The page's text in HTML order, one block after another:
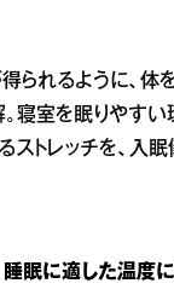
られるように、体
寝室を眠りやすい
ストレッチを、入
睡眠に適した温度に